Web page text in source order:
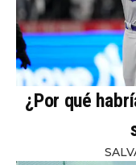
¿Por qué